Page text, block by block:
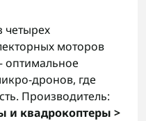
четырех
моторов
дронов, где
Производитель:
и квадрокоптеры >